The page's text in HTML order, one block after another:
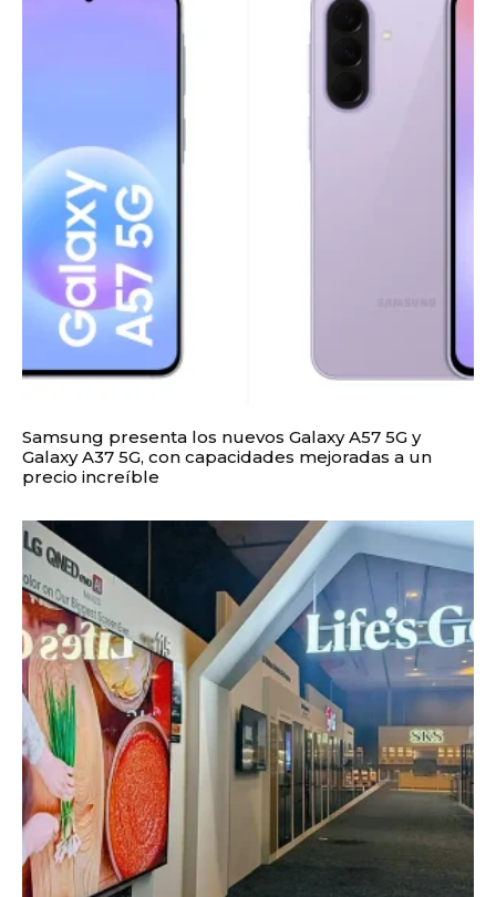
Samsung presenta los nuevos Galaxy A57 5G y
Galaxy A37 5G, con capacidades mejoradas a un
precio increíble